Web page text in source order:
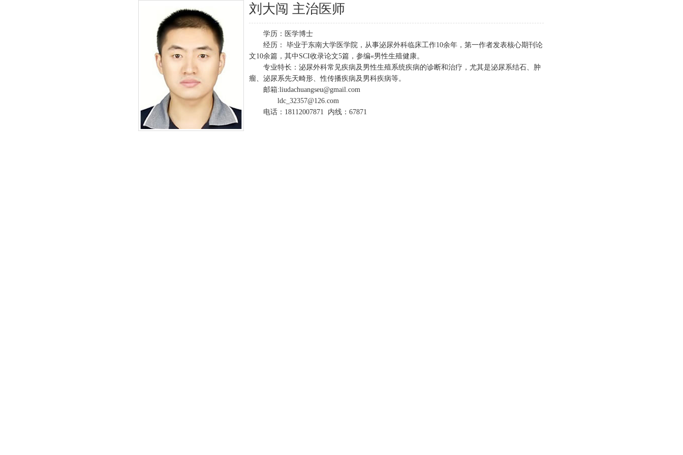
刘大闯 主治医师
学历：医学博士
经历： 毕业于东南大学医学院，从事泌尿外科临床工作10余年，第一作者发表核心期刊论
文10余篇，其中SCI收录论文5篇，参编«男性生殖健康。
专业特长：泌尿外科常见疾病及男性生殖系统疾病的诊断和治疗，尤其是泌尿系结石、肿
瘤、泌尿系先天畸形、性传播疾病及男科疾病等。
邮箱:liudachuangseu@gmail.com
ldc_32357@126.com
电话：18112007871 内线：67871